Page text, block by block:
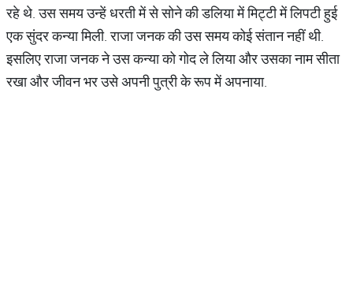
रहे थे. उस समय उन्हें धरती में से सोने की डलिया में मिट्टी में लिपटी हुई
एक सुंदर कन्या मिली. राजा जनक की उस समय कोई संतान नहीं थी.
इसलिए राजा जनक ने उस कन्या को गोद ले लिया और उसका नाम सीता
रखा और जीवन भर उसे अपनी पुत्री के रूप में अपनाया.